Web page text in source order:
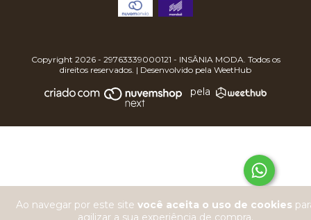
Ao navegar por este site você aceita o uso de cookies
agilizar a sua experiência de compra.
Copyright 2026 - 29763339000121 - INSÂNIA MODA. Todos os
direitos reservados. | Desenvolvido pela WeetHub
pela